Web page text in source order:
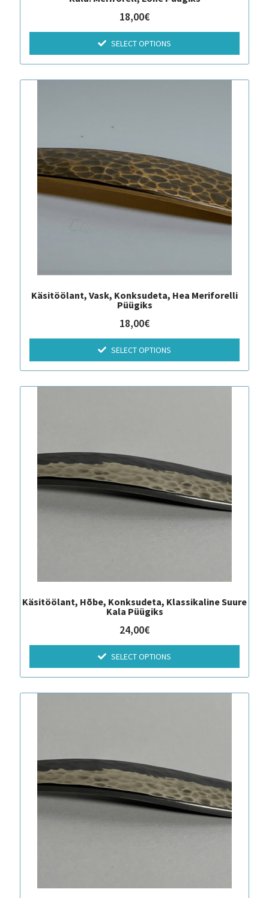
18,00€
SELECT OPTIONS
Käsitöölant, Vask, Konksudeta, Hea Meriforelli
Püügiks
18,00€
SELECT OPTIONS
Käsitöölant, Hõbe, Konksudeta, Klassikaline Suure
Kala Püügiks
24,00€
SELECT OPTIONS